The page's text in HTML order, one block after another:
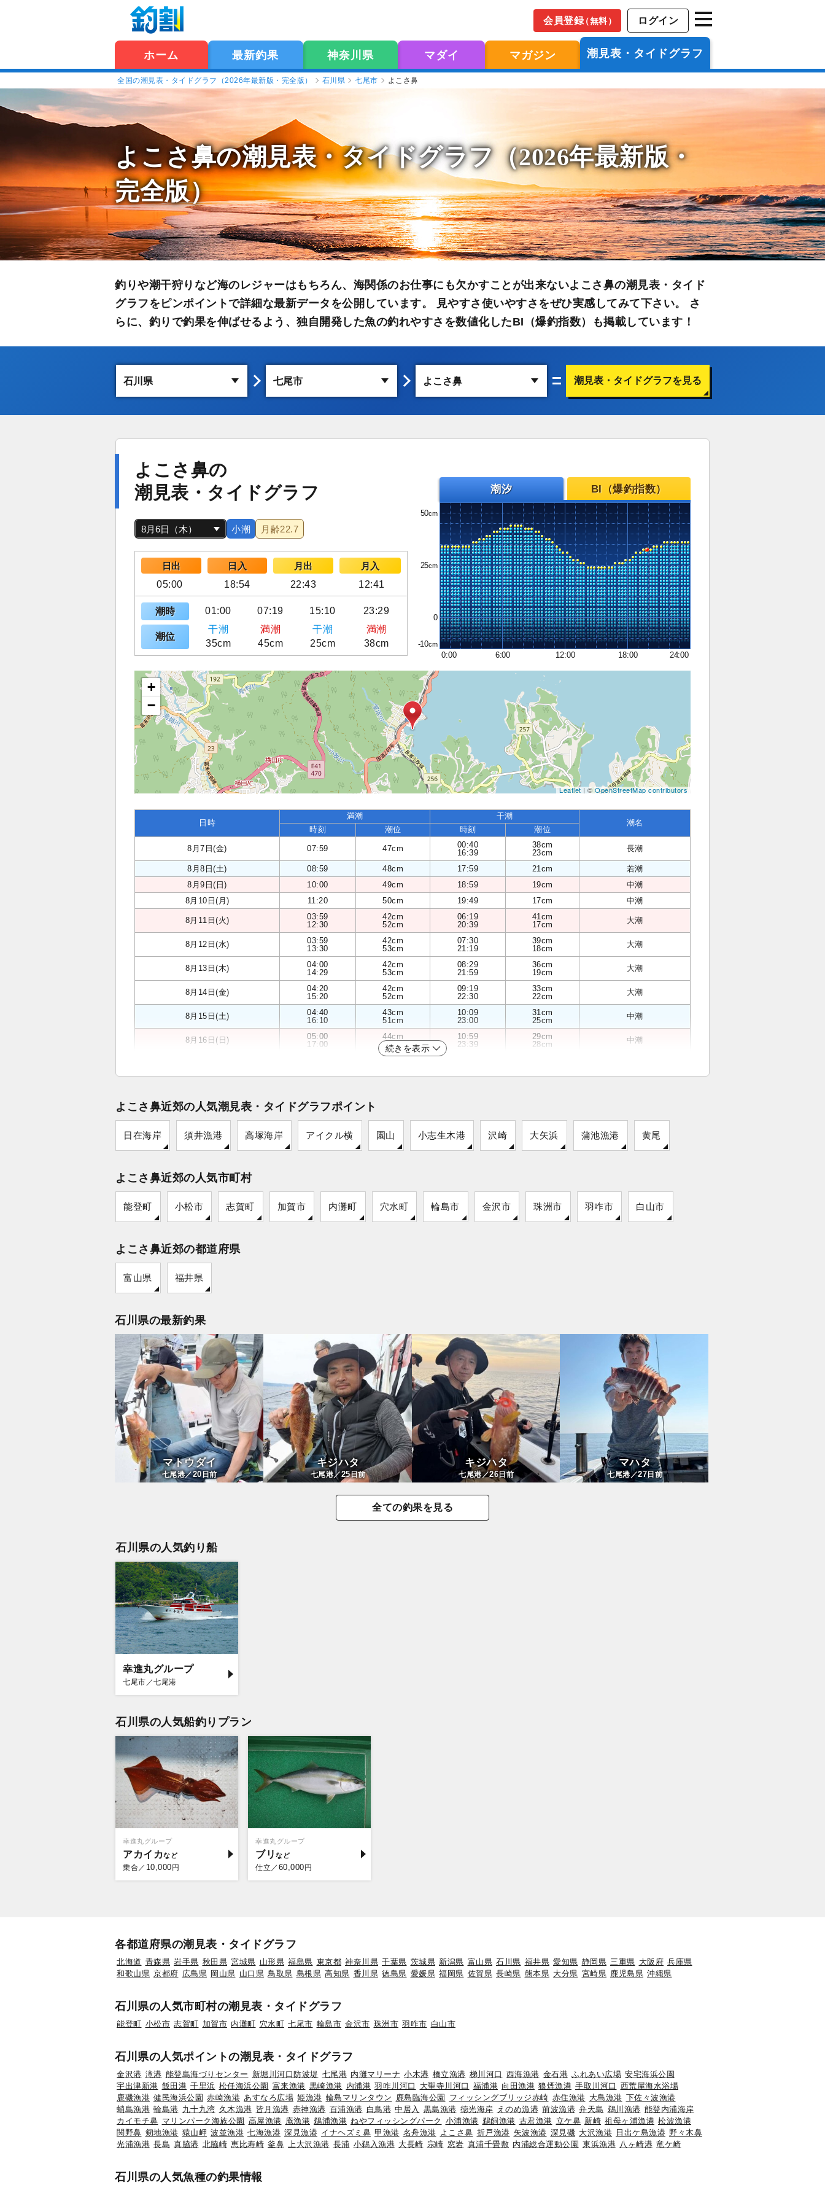
会員登録（無料） ログイン
ホーム 最新釣果 神奈川県 マダイ マガジン 潮見表・タイドグラフ
全国の潮見表・タイドグラフ（2026年最新版・完全版） 石川県 七尾市 よこさ鼻
よこさ鼻の潮見表・タイドグラフ（2026年最新版・
完全版）
釣りや潮干狩りなど海のレジャーはもちろん、海関係のお仕事にも欠かすことが出来ないよこさ鼻の潮見表・タイド
グラフをピンポイントで詳細な最新データを公開しています。 見やすさ使いやすさをぜひ実感してみて下さい。 さ
らに、釣りで釣果を伸ばせるよう、独自開発した魚の釣れやすさを数値化したBI（爆釣指数）も掲載しています！
潮見表・タイドグラフを見る
よこさ鼻の
潮見表・タイドグラフ
小潮 月齢22.7
日出 日入 月出
月入
05:00
18:54 22:43 12:41
潮時 01:00 07:19 15:10 23:29
潮位
干潮 満潮 干潮
満潮
35cm
45cm 25cm 38cm
潮汐 BI（爆釣指数）
50
25
0
-10
0:00
6:00 12:00 18:00 24:00
+
−
Leaflet| © OpenStreetMap contributors
日時
満潮 干潮
潮名
時刻 潮位 時刻 潮位
8月7日(金) 07:59 47cm
00:40
16:39
38cm
23cm
長潮
8月8日(土) 08:59 48cm 17:59 21cm
若潮
8月9日(日)
10:00 49cm 18:59 19cm
中潮
8月10日(月)
11:20 50cm 19:49 17cm 中潮
8月11日(火)
03:59
12:30
42cm
52cm
06:19
20:39
41cm
17cm
大潮
8月12日(水)
03:59
13:30
42cm
53cm
07:30
21:19
39cm
18cm
大潮
8月13日(木)
04:00
14:29
42cm
53cm
08:29
21:59
36cm
19cm
大潮
8月14日(金)
04:20
15:20
42cm
52cm
09:19
22:30
33cm
22cm
大潮
8月15日(土)
04:40
16:10
43cm
51cm
10:09
23:00
31cm
25cm
中潮
8月16日(日)
05:00
17:00
44cm
48cm
10:59
23:39
29cm
28cm
中潮
続きを表示
よこさ鼻近郊の人気潮見表・タイドグラフポイント
日在海岸 須井漁港 高塚海岸 アイクル横 園山 小志生木港 沢崎 大矢浜 蒲池漁港 黄尾
よこさ鼻近郊の人気市町村
能登町 小松市 志賀町 加賀市 内灘町 穴水町 輪島市 金沢市 珠洲市 羽咋市 白山市
よこさ鼻近郊の都道府県
富山県 福井県
石川県の最新釣果
マトウダイ
七尾港／20日前
キジハタ
七尾港／25日前
キジハタ
七尾港／26日前
マハタ
七尾港／27日前
全ての釣果を見る
石川県の人気釣り船
幸進丸グループ
七尾市／七尾港
石川県の人気船釣りプラン
幸進丸グループ
アカイカ
乗合／ 10,000円
幸進丸グループ
ブリ
仕立／ 60,000円
各都道府県の潮見表・タイドグラフ
北海道 青森県 岩手県 秋田県 宮城県 山形県 福島県 東京都 神奈川県 千葉県 茨城県 新潟県 富山県 石川県 福井県 愛知県 静岡県 三重県 大阪府 兵庫県
和歌山県 京都府 広島県 岡山県 山口県 鳥取県 島根県 高知県 香川県 徳島県 愛媛県 福岡県 佐賀県 長崎県 熊本県 大分県 宮崎県 鹿児島県 沖縄県
石川県の人気市町村の潮見表・タイドグラフ
能登町 小松市 志賀町 加賀市 内灘町 穴水町 七尾市 輪島市 金沢市 珠洲市 羽咋市 白山市
石川県の人気ポイントの潮見表・タイドグラフ
金沢港 滝港 能登島海づりセンター 新堀川河口防波堤 七尾港 内灘マリーナ 小木港 橋立漁港 梯川河口 西海漁港 金石港 ふれあい広場 安宅海浜公園
宇出津新港 飯田港 千里浜 松任海浜公園 富来漁港 黒崎漁港 内浦港 羽咋川河口 大聖寺川河口 福浦港 向田漁港 狼煙漁港 手取川河口 西荒屋海水浴場
鹿磯漁港 健民海浜公園 赤崎漁港 あすなろ広場 姫漁港 輪島マリンタウン 鹿島臨海公園 フィッシングブリッジ赤崎 赤住漁港 大島漁港 下佐々波漁港
蛸島漁港 輪島港 九十九湾 久木漁港 皆月漁港 赤神漁港 百浦漁港 白鳥港 中居入 黒島漁港 徳光海岸 えのめ漁港 前波漁港 弁天島 鵜川漁港 能登内浦海岸
カイモチ鼻 マリンパーク海族公園 高屋漁港 庵漁港 鵜浦漁港 ねやフィッシングパーク 小浦漁港 鵜飼漁港 古君漁港 立ケ鼻 新崎 祖母ヶ浦漁港 松波漁港
関野鼻 剱地漁港 猿山岬 波並漁港 七海漁港 深見漁港 イナヘズミ鼻 甲漁港 名舟漁港 よこさ鼻 折戸漁港 矢波漁港 深見磯 大沢漁港 日出ケ島漁港 野々木鼻
光浦漁港 長島 真脇港 北脇崎 恵比寿崎 釜鼻 上大沢漁港 長浦 小鵜入漁港 大長崎 宗崎 窓岩 真浦千畳敷 内浦総合運動公園 東浜漁港 八ヶ崎港 竜ケ崎
石川県の人気魚種の釣果情報